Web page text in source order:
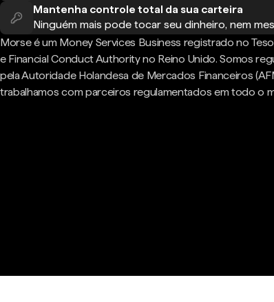
Mantenha controle total da sua carteira
Ninguém mais pode tocar seu dinheiro, nem
Morse é um Money Services Business registrado no
e Financial Conduct Authority no Reino Unido. Somos
pela Autoridade Holandesa de Mercados Financeiros
trabalhamos com parceiros regulamentados em todo o